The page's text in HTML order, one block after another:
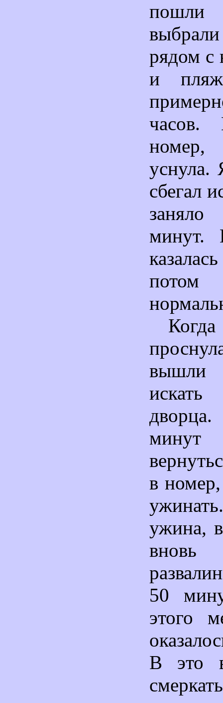
рядом с
и
часов.
уснула.
сбегал
минут.
в
ужина,
50
этого
В это